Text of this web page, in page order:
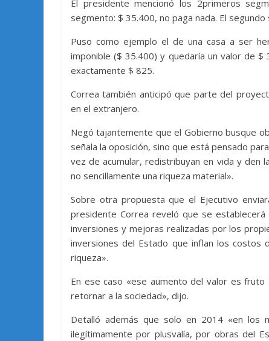
El presidente mencionó los 2primeros
segmento: $ 35.400, no paga nada. El
Puso como ejemplo el de una casa a ser
imponible ($ 35.400) y quedaría un valor de
exactamente $ 825.
Correa también anticipó que parte del
en el extranjero.
Negó tajantemente que el Gobierno busque
señala la oposición, sino que está pensado
vez de acumular, redistribuyan en vida y den
no sencillamente una riqueza material».
Sobre otra propuesta que el Ejecutivo
presidente Correa reveló que se establecerá
inversiones y mejoras realizadas por los
inversiones del Estado que inflan los costos
riqueza».
En ese caso «ese aumento del valor es
retornar a la sociedad», dijo.
Detalló además que solo en 2014 «en los
ilegítimamente por plusvalía, por obras del